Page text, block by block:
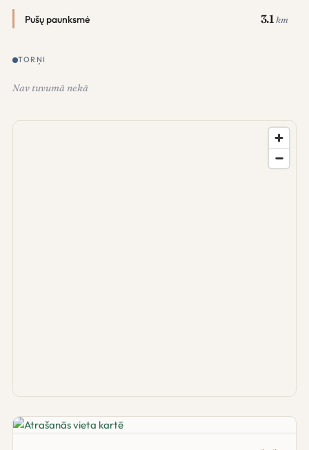
Pušų paunksmė 3.1 km
TORŅI
Nav tuvumā nekā